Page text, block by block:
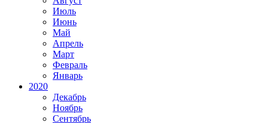
Июль
Июнь
Май
Апрель
Март
Февраль
Январь
2020
Декабрь
Ноябрь
Сентябрь